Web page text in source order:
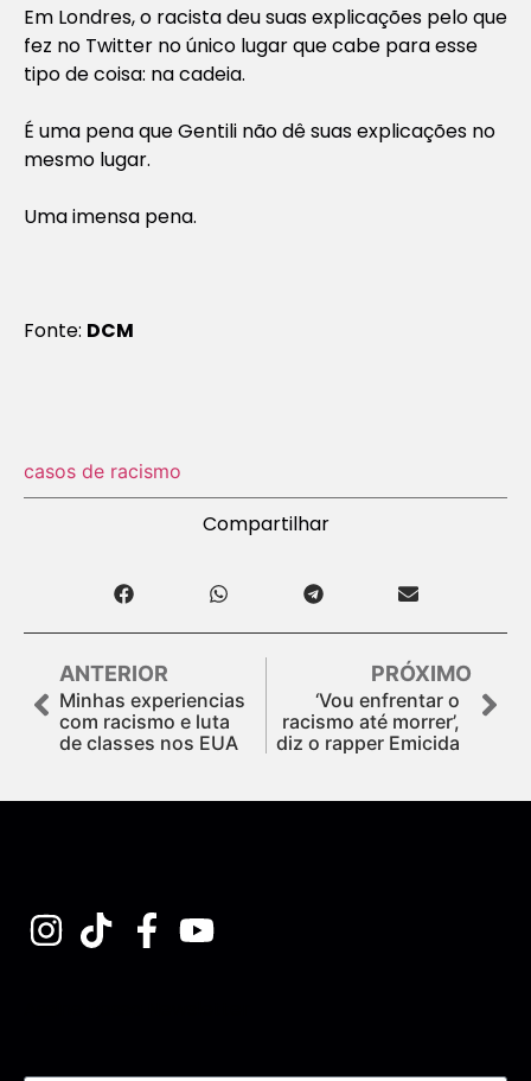
Em Londres, o racista deu suas explicações pelo que
fez no Twitter no único lugar que cabe para esse
tipo de coisa: na cadeia.
É uma pena que Gentili não dê suas explicações no
mesmo lugar.
Uma imensa pena.
Fonte: DCM
casos de racismo
Compartilhar
ANTERIOR
Minhas experiencias
com racismo e luta
de classes nos EUA
PRÓXIMO
‘Vou enfrentar o
racismo até morrer’,
diz o rapper Emicida